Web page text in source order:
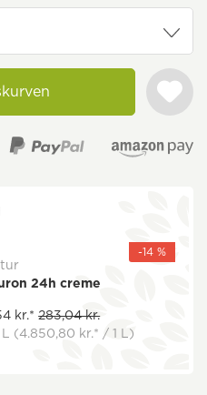
-14 %
24h creme
kr.* 283,04 kr.
(4.850,80 kr.* / 1 L)